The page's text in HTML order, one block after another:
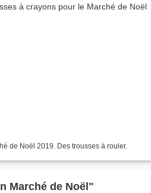
de Noël 2019. Des trousses à rouler.
Marché de Noël"